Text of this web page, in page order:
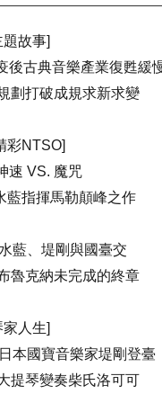
題故事]
後古典音樂產業復甦緩
劃打破成規求新求變
彩NTSO]
速 VS. 魔咒
藍指揮馬勒顛峰之作
水藍、堤剛與國臺交
魯克納未完成的終章
家人生]
日本國寶音樂家堤剛登臺
提琴變奏柴氏洛可可